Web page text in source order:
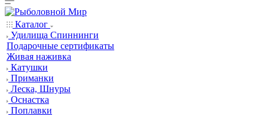
Каталог
Удилища Спиннинги
Подарочные сертификаты
Живая наживка
Катушки
Приманки
Леска, Шнуры
Оснастка
Поплавки